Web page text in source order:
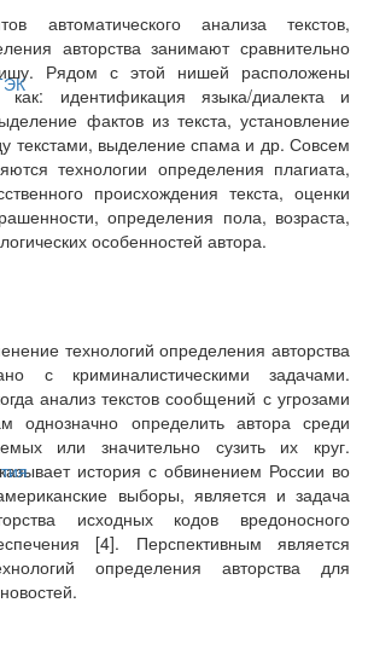
автоматического анализа текстов,
авторства занимают сравнительно
Рядом с этой нишей расположены
как: идентификация языка/диалекта и
фактов из текста, установление
текстами, выделение спама и др. Совсем
технологии определения плагиата,
происхождения текста, оценки
определения пола, возраста,
особенностей автора.
технологий определения авторства
с криминалистическими задачами.
анализ текстов сообщений с угрозами
однозначно определить автора среди
или значительно сузить их круг.
история с обвинением России во
выборы, является и задача
исходных кодов вредоносного
[4]. Перспективным является
определения авторства для